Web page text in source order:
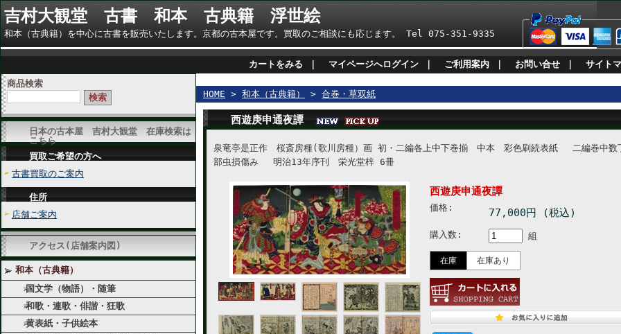
吉村大観堂 古書 和本 古典籍 浮世絵
和本（古典籍）を中心に古書を販売いたします。京都の古本屋です。買取のご相談にも応じます。 Tel 075-351-9335
カートをみる マイページへログイン ご利用案内 お問い合せ
サイト
商品検索
日本の古本屋 吉村大観堂 在庫検索は
こちら
買取ご希望の方へ
古書買取のご案内
住所
店舗ご案内
アクセス(店舗案内図)
和本（古典籍）
国文学（物語）・随筆
和歌・連歌・俳諧・狂歌
黄表紙・子供絵本
HOME > 和本（古典籍） > 合巻・草双紙
西遊庚申通夜譚
泉竜亭是正作 桜斎房種(歌川房種）画 初・二編各上中下巻揃 中本 彩色刷続表紙 二編巻中数
部虫損傷み 明治13年序刊 栄光堂梓 6冊
西遊庚申通夜譚
価格: 77,000円 (税込)
購入数: 組
在庫 在庫あり